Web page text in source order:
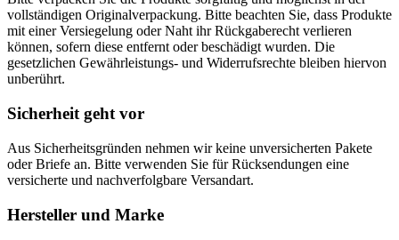
vollständigen Originalverpackung. Bitte beachten Sie, dass Produkte
mit einer Versiegelung oder Naht ihr Rückgaberecht verlieren
können, sofern diese entfernt oder beschädigt wurden. Die
gesetzlichen Gewährleistungs- und Widerrufsrechte bleiben hiervon
unberührt.
Sicherheit geht vor
Aus Sicherheitsgründen nehmen wir keine unversicherten Pakete
oder Briefe an. Bitte verwenden Sie für Rücksendungen eine
versicherte und nachverfolgbare Versandart.
Hersteller und Marke